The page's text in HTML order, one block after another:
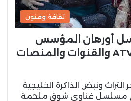
ثقافة وفنون
أورهان المؤسس
الحلقة 13 على ATV والقنوات والمنصات
التراث ونبض الذاكرة الخليجية
مسلسل غناوي شوق ملحمة